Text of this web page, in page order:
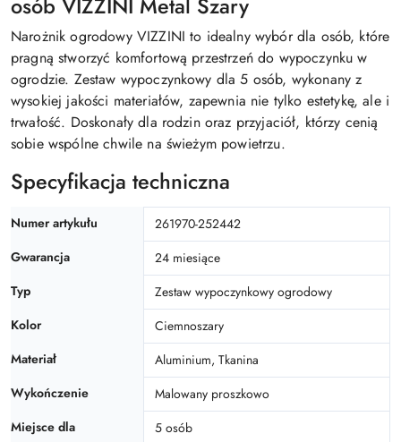
Narożnik ogrodowy VIZZINI to idealny wybór dla osób, które
pragną stworzyć komfortową przestrzeń do wypoczynku w
ogrodzie. Zestaw wypoczynkowy dla 5 osób, wykonany z
wysokiej jakości materiałów, zapewnia nie tylko estetykę, ale i
trwałość. Doskonały dla rodzin oraz przyjaciół, którzy cenią
sobie wspólne chwile na świeżym powietrzu.
Specyfikacja techniczna
Numer artykułu
261970-252442
Gwarancja
24 miesiące
Typ
Zestaw wypoczynkowy ogrodowy
Kolor
Ciemnoszary
Materiał
Aluminium, Tkanina
Wykończenie
Malowany proszkowo
Miejsce dla
5 osób